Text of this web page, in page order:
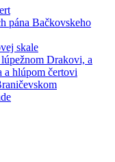
pána Bačkovskeho
skale
Drakovi, a
a hlúpom čertovi